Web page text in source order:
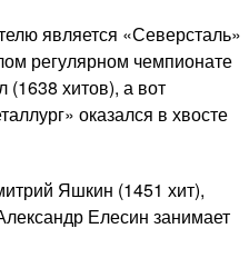
является «Северсталь»
регулярном чемпионате
(1638 хитов), а вот
оказался в хвосте
Яшкин (1451 хит),
Елесин занимает